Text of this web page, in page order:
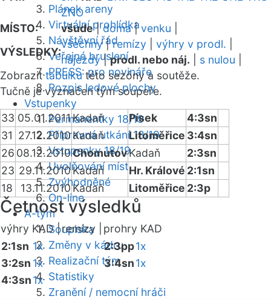
Plánek areny
Virtuální prohlídka
Návštěvní řád
Veřejné bruslení
PRESS: pro novináře
Rozpis ledové plochy
Vstupenky
Permanentky 18/19
Přípravná utkání 18/19
Vstupenky 18/19
Uvolňování míst
Zvýhodněné
On-line
A-tým
Soupiska
Změny v kádru
Realizační tým
Statistiky
Zranění / nemocní hráči
ZNO
MÍSTO:
všude|doma|venku
VÝSLEDKY:
všechny|remízy výhry v prodl.
nájezdy|prodl. nebo náj. s nulou
Zobrazittabulkutéto sezóny a soutěže.
Tučně je vyznačen tým soupeře.
33 05.01.2011Kadaň Písek
4:3sn
31 27.12.2010Kadaň Litoměřice 3:4sn
26 08.12.2010ChomutovKadaň
2:3sn
23 29.11.2010Kadaň Hr. Králové 2:1sn
18
13.11.2010 Kadaň Litoměřice 2:3p
Četnost výsledků
výhry KAD |remízy |
prohry KAD
2:1sn 1x
3:2sn 1x
4:3sn1x
2:3pp1x
3:4sn1x